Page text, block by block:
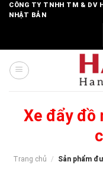
SkipCÔNG TY TNHH TM & DV
NHẬT BẢN
Xe đẩy đồ
Trang chủ /
Sản phẩm